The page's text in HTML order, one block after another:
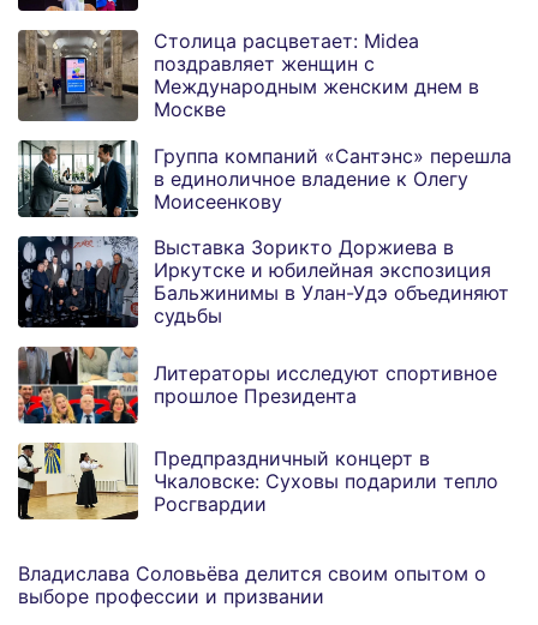
Столица расцветает: Midea
поздравляет женщин с
Международным женским днем в
Москве
Группа компаний «Сантэнс» перешла
в единоличное владение к Олегу
Моисеенкову
Выставка Зорикто Доржиева в
Иркутске и юбилейная экспозиция
Бальжинимы в Улан-Удэ объединяют
судьбы
Литераторы исследуют спортивное
прошлое Президента
Предпраздничный концерт в
Чкаловске: Суховы подарили тепло
Росгвардии
Владислава Соловьёва делится своим опытом о
выборе профессии и призвании